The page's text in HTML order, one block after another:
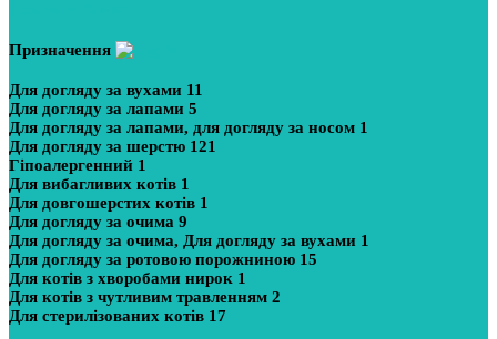
Призначення
Для догляду за вухами 11
Для догляду за лапами 5
Для догляду за лапами, для догляду за носом 1
Для догляду за шерстю 121
Гіпоалергенний 1
Для вибагливих котів 1
Для довгошерстих котів 1
Для догляду за очима 9
Для догляду за очима, Для догляду за вухами 1
Для догляду за ротовою порожниною 15
Для котів з хворобами нирок 1
Для котів з чутливим травленням 2
Для стерилізованих котів 17